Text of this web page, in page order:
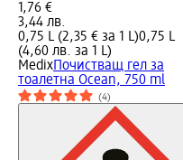
1,76 €
3,44 лв.
0,75 L (2,35 € за 1 L)0,75 L
(4,60 лв. за 1 L)
MedixПочистващ гел за
тоалетна Ocean, 750 ml
(4)